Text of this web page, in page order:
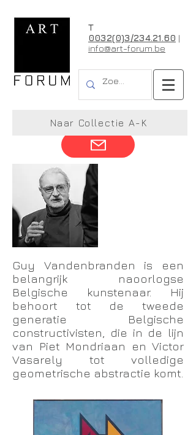
T
0032(0)3/234.21.60 |
info@art-forum.be
Guy Vandenbranden
Guy Vandenbranden is een
belangrijk naoorlogse
Belgische kunstenaar. Hij
behoort tot de tweede
generatie Belgische
constructivisten, die in de lijn
van Piet Mondriaan en Victor
Vasarely tot volledige
geometrische abstractie komt.
Naar Collectie A-K